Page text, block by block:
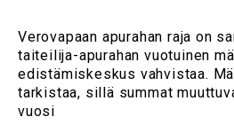
Verovapaan apurahan raja on
taiteilija-apurahan vuotuinen
edistämiskeskus vahvistaa.
tarkistaa, sillä summat
vuosi